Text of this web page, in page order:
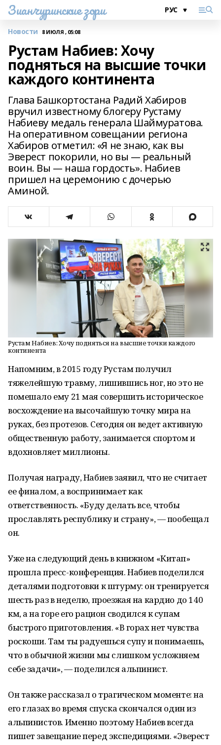
Зианчуринские зори
Новости 8 ИЮЛЯ , 05:08
Рустам Набиев: Хочу
подняться на высшие точки
каждого континента
Глава Башкортостана Радий Хабиров
вручил известному блогеру Рустаму
Набиеву медаль генерала Шаймуратова.
На оперативном совещании региона
Хабиров отметил: «Я не знаю, как вы
Эверест покорили, но вы — реальный
воин. Вы — наша гордость». Набиев
пришел на церемонию с дочерью
Аминой.
Рустам Набиев: Хочу подняться на высшие точки каждого
континента
Напомним, в 2015 году Рустам получил
тяжелейшую травму, лишившись ног, но это не
помешало ему 21 мая совершить историческое
восхождение на высочайшую точку мира на
руках, без протезов. Сегодня он ведет активную
общественную работу, занимается спортом и
вдохновляет миллионы.
Получая награду, Набиев заявил, что не считает
ее финалом, а воспринимает как
ответственность. «Буду делать все, чтобы
прославлять республику и страну», — пообещал
он.
Уже на следующий день в книжном «Китап»
прошла пресс-конференция. Набиев поделился
деталями подготовки к штурму: он тренируется
шесть раз в неделю, проезжая на кардио до 140
км, а на горе его рацион сводился к супам
быстрого приготовления. «В горах нет чувства
роскоши. Там ты радуешься супу и понимаешь,
что в обычной жизни мы слишком усложняем
себе задачи», — поделился альпинист.
Он также рассказал о трагическом моменте: на
его глазах во время спуска скончался один из
альпинистов. Именно поэтому Набиев всегда
пишет завещание перед экспедициями. «Эверест